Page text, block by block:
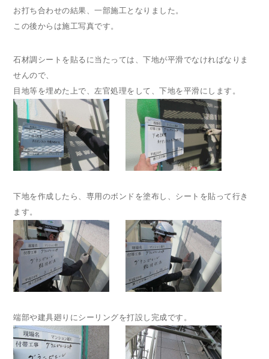
お打ち合わせの結果、一部施工となりました。
この後からは施工写真です。
石材調シートを貼るに当たっては、下地が平滑でなければなりま
せんので、
目地等を埋めた上で、左官処理をして、下地を平滑にします。
下地を作成したら、専用のボンドを塗布し、シートを貼って行き
ます。
端部や建具廻りにシーリングを打設し完成です。